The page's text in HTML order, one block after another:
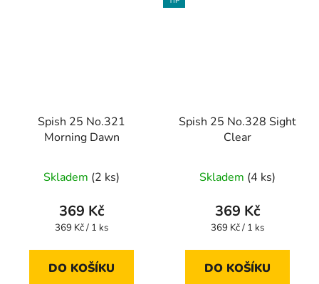
Spish 25 No.321
Morning Dawn
Skladem (2 ks)
369 Kč
Měrná
369 Kč / 1 ks
DO KOŠÍKU
Spish 25 No.328 Sight
Clear
Skladem (4 ks)
369 Kč
Měrná
369 Kč / 1 ks
DO KOŠÍKU